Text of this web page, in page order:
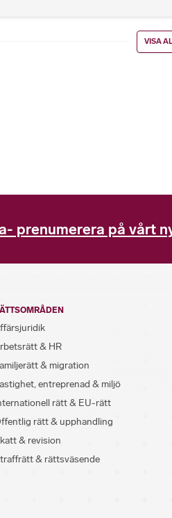
VISA
prenumerera på vårt
& HR
& migration
entreprenad & miljö
rätt & EU-rätt
rätt & upphandling
& revision
& rättsväsende